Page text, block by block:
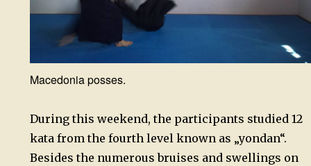
Macedonia posses.
During this weekend, the participants studied 12
kata from the fourth level known as „yondan“.
Besides the numerous bruises and swellings on